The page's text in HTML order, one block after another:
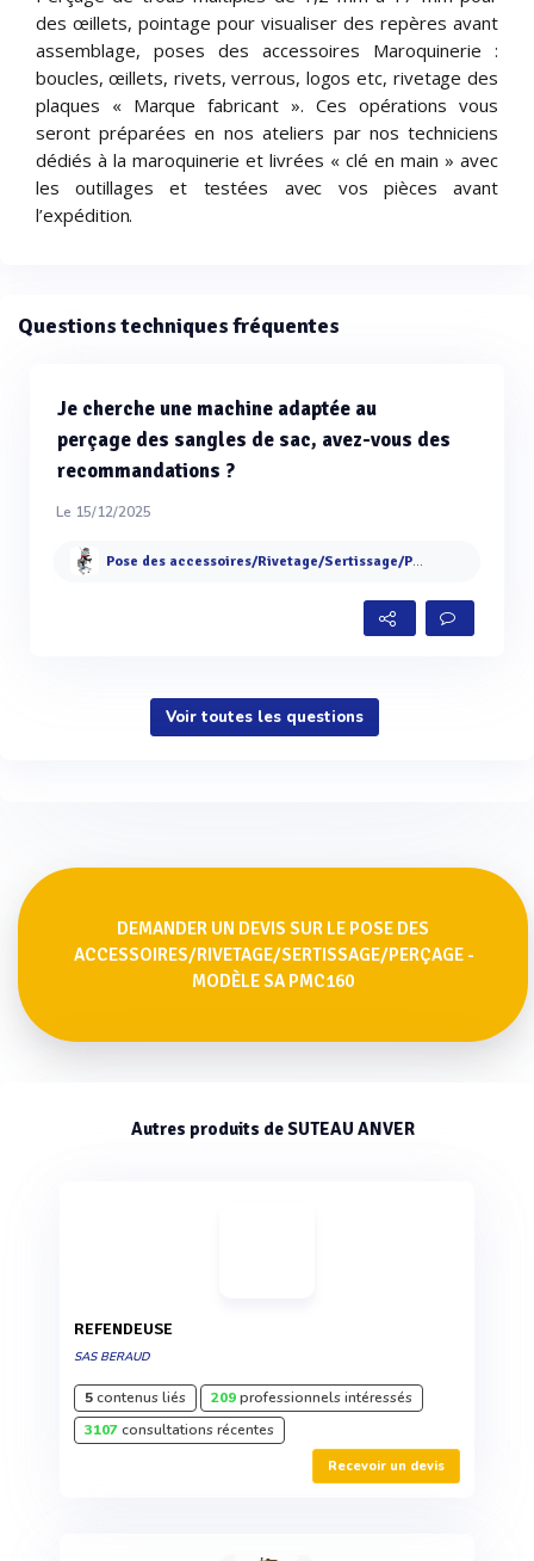
des œillets, pointage pour visualiser des repères avant
assemblage, poses des accessoires Maroquinerie :
boucles, œillets, rivets, verrous, logos etc, rivetage des
plaques « Marque fabricant ». Ces opérations vous
seront préparées en nos ateliers par nos techniciens
dédiés à la maroquinerie et livrées « clé en main » avec
les outillages et testées avec vos pièces avant
l’expédition.
Questions techniques fréquentes
Je cherche une machine adaptée au
perçage des sangles de sac, avez-vous des
recommandations ?
Le 15/12/2025
Pose des accessoires/Rivetage/Sertissage/Perçage - Modèle SA PMC160
Voir toutes les questions
DEMANDER UN DEVIS SUR LE POSE DES
ACCESSOIRES/RIVETAGE/SERTISSAGE/PERÇAGE -
MODÈLE SA PMC160
Autres produits de SUTEAU ANVER
REFENDEUSE
SAS BERAUD
5contenus liés 209professionnels intéressés
3107consultations récentes
Recevoir un devis